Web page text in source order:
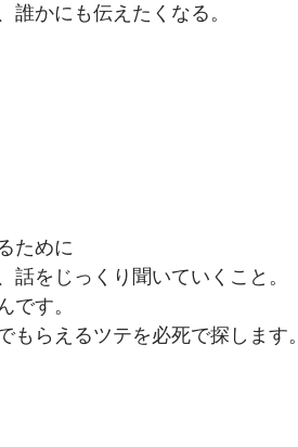
かにも伝えたくなる。
ために
をじっくり聞いていくこと。
です。
らえるツテを必死で探します。